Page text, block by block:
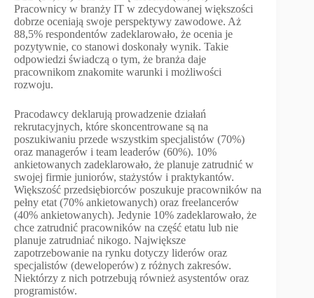
Pracownicy w branży IT w zdecydowanej większości
dobrze oceniają swoje perspektywy zawodowe. Aż
88,5% respondentów zadeklarowało, że ocenia je
pozytywnie, co stanowi doskonały wynik. Takie
odpowiedzi świadczą o tym, że branża daje
pracownikom znakomite warunki i możliwości
rozwoju.
Pracodawcy deklarują prowadzenie działań
rekrutacyjnych, które skoncentrowane są na
poszukiwaniu przede wszystkim specjalistów (70%)
oraz managerów i team leaderów (60%). 10%
ankietowanych zadeklarowało, że planuje zatrudnić w
swojej firmie juniorów, stażystów i praktykantów.
Większość przedsiębiorców poszukuje pracowników na
pełny etat (70% ankietowanych) oraz freelancerów
(40% ankietowanych). Jedynie 10% zadeklarowało, że
chce zatrudnić pracowników na część etatu lub nie
planuje zatrudniać nikogo. Największe
zapotrzebowanie na rynku dotyczy liderów oraz
specjalistów (deweloperów) z różnych zakresów.
Niektórzy z nich potrzebują również asystentów oraz
programistów.